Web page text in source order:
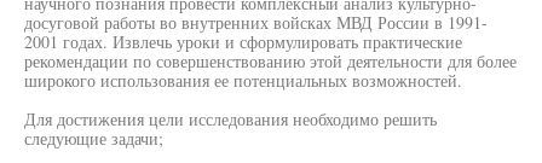
досуговой работы во внутренних войсках МВД России в 1991-
2001 годах. Извлечь уроки и сформулировать практические
рекомендации по совершенствованию этой деятельности для более
широкого использования ее потенциальных возможностей.
Для достижения цели исследования необходимо решить
следующие задачи;